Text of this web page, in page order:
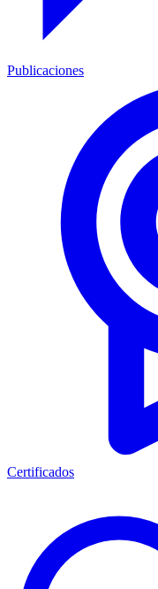
Publicaciones
Certificados